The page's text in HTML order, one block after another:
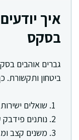
איך
בסקס
גברים אוהבים
ביטחון ותקשורת.
שואלים
נותנים
משנים קצב